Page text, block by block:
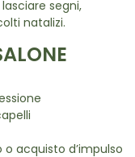
segni,
natalizi.
acquisto d’impulso